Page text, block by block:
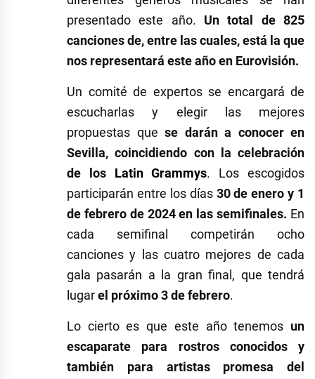
presentado este año. Un total de 825
canciones de, entre las cuales, está la que
nos representará este año en Eurovisión.
Un comité de expertos se encargará de
escucharlas y elegir las mejores
propuestas que se darán a conocer en
Sevilla, coincidiendo con la celebración
de los Latin Grammys. Los escogidos
participarán entre los días 30 de enero y 1
de febrero de 2024 en las semifinales. En
cada semifinal competirán ocho
canciones y las cuatro mejores de cada
gala pasarán a la gran final, que tendrá
lugarel próximo 3 de febrero.
Lo cierto es que este año tenemos un
escaparate para rostros conocidos y
también para artistas promesa del